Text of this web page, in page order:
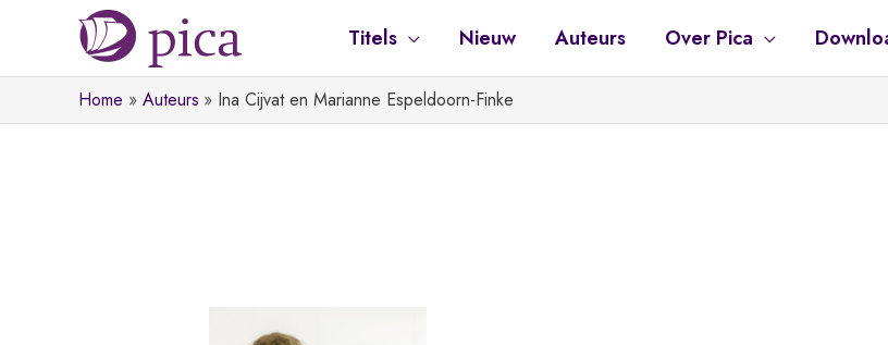
de
Titels Nieuw Auteurs Over Pica
Home Auteurs Ina Cijvat en Marianne Espeldoorn-Finke